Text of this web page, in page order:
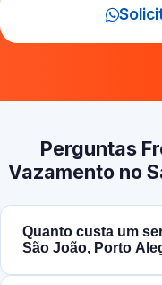
Perguntas
Vazamento no
Quanto custa um
São João, Porto